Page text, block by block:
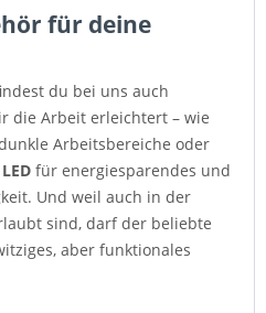
für deine
du bei uns auch
die Arbeit erleichtert – wie
Arbeitsbereiche oder
für energiesparendes und
Und weil auch in der
sind, darf der beliebte
aber funktionales